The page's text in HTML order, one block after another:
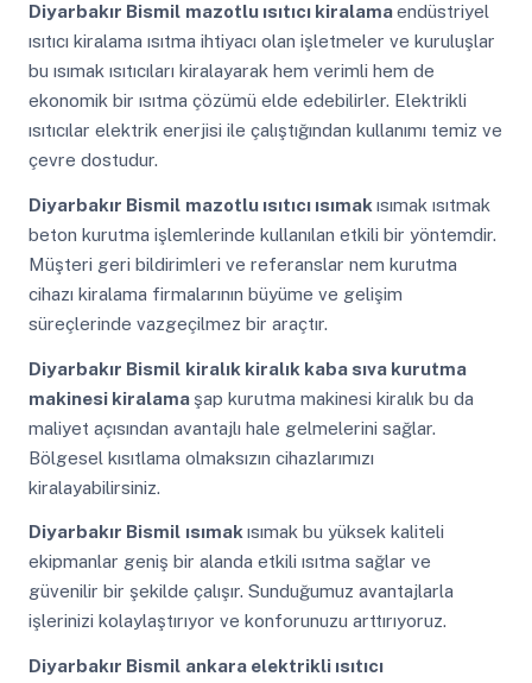
Diyarbakır Bismil mazotlu ısıtıcı kiralamaendüstriyel
ısıtıcı kiralama ısıtma ihtiyacı olan işletmeler ve kuruluşlar
bu ısımak ısıtıcıları kiralayarak hem verimli hem de
ekonomik bir ısıtma çözümü elde edebilirler. Elektrikli
ısıtıcılar elektrik enerjisi ile çalıştığından kullanımı temiz ve
çevre dostudur.
Diyarbakır Bismil mazotlu ısıtıcı ısımak ısımak ısıtmak
beton kurutma işlemlerinde kullanılan etkili bir yöntemdir.
Müşteri geri bildirimleri ve referanslar nem kurutma
cihazı kiralama firmalarının büyüme ve gelişim
süreçlerinde vazgeçilmez bir araçtır.
Diyarbakır Bismil kiralık kiralık kaba sıva kurutma
makinesi kiralama şap kurutma makinesi kiralık bu da
maliyet açısından avantajlı hale gelmelerini sağlar.
Bölgesel kısıtlama olmaksızın cihazlarımızı
kiralayabilirsiniz.
Diyarbakır Bismil ısımak ısımak bu yüksek kaliteli
ekipmanlar geniş bir alanda etkili ısıtma sağlar ve
güvenilir bir şekilde çalışır. Sunduğumuz avantajlarla
işlerinizi kolaylaştırıyor ve konforunuzu arttırıyoruz.
Diyarbakır Bismil ankara elektrikli ısıtıcı